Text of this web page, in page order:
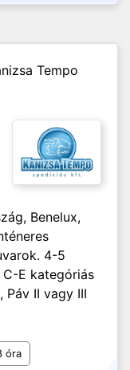
Tempo
Benelux,
4-5
E kategóriás
Páv II vagy III
óra